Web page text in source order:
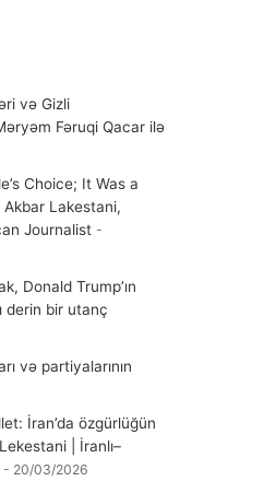
və Gizli
Fəruqi Qacar ilə
Choice; It Was a
Akbar Lakestani,
Journalist
Donald Trump’ın
derin bir utanç
və partiyalarının
İran’da özgürlüğün
| İranlı–
20/03/2026